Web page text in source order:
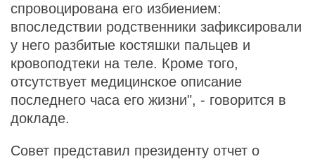
спровоцирована его избиением:
впоследствии родственники зафиксировали
у него разбитые костяшки пальцев и
кровоподтеки на теле. Кроме того,
отсутствует медицинское описание
последнего часа его жизни", - говорится в
докладе.
Совет представил президенту отчет о